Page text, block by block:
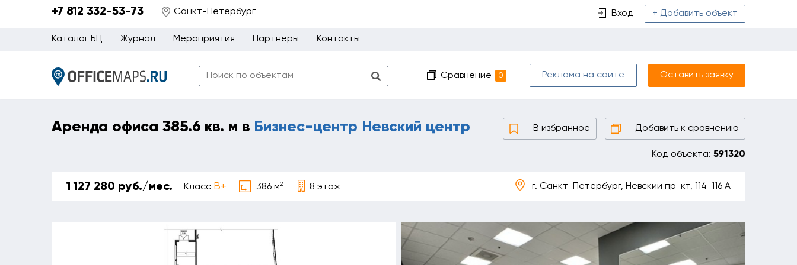
+7 812 332-53-73 Санкт-Петербург Вход + Добавить объект
Каталог БЦ Журнал Мероприятия Партнеры Контакты
Сравнение 0 Реклама на сайте Оставить заявку
Аренда офиса 385.6 кв. м в Бизнес-центр Невский центр В избранное Добавить к сравнению
Код объекта: 591320
1 127 280 руб./мес. Класс B+ 386 м2 8 этаж г. Санкт-Петербург, Невский пр-кт, 114-116 А